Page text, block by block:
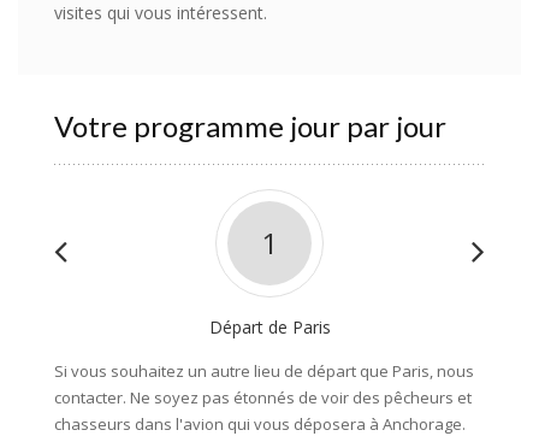
visites qui vous intéressent.
Votre programme jour par jour
1
Départ de Paris
Si vous souhaitez un autre lieu de départ que Paris, nous
contacter. Ne soyez pas étonnés de voir des pêcheurs et
chasseurs dans l'avion qui vous déposera à Anchorage.